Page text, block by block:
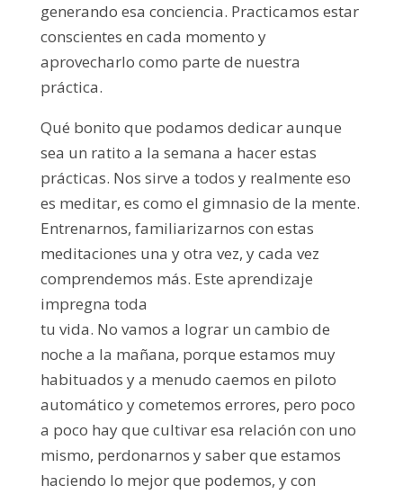
generando esa conciencia. Practicamos estar
conscientes en cada momento y
aprovecharlo como parte de nuestra
práctica.
Qué bonito que podamos dedicar aunque
sea un ratito a la semana a hacer estas
prácticas. Nos sirve a todos y realmente eso
es meditar, es como el gimnasio de la mente.
Entrenarnos, familiarizarnos con estas
meditaciones una y otra vez, y cada vez
comprendemos más. Este aprendizaje
impregna toda
tu vida. No vamos a lograr un cambio de
noche a la mañana, porque estamos muy
habituados y a menudo caemos en piloto
automático y cometemos errores, pero poco
a poco hay que cultivar esa relación con uno
mismo, perdonarnos y saber que estamos
haciendo lo mejor que podemos, y con